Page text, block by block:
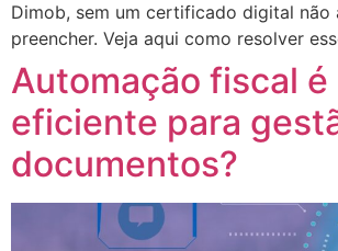
Dimob, sem um certificado digital não
preencher. Veja aqui como resolver
Automação fiscal é
eficiente para
documentos?